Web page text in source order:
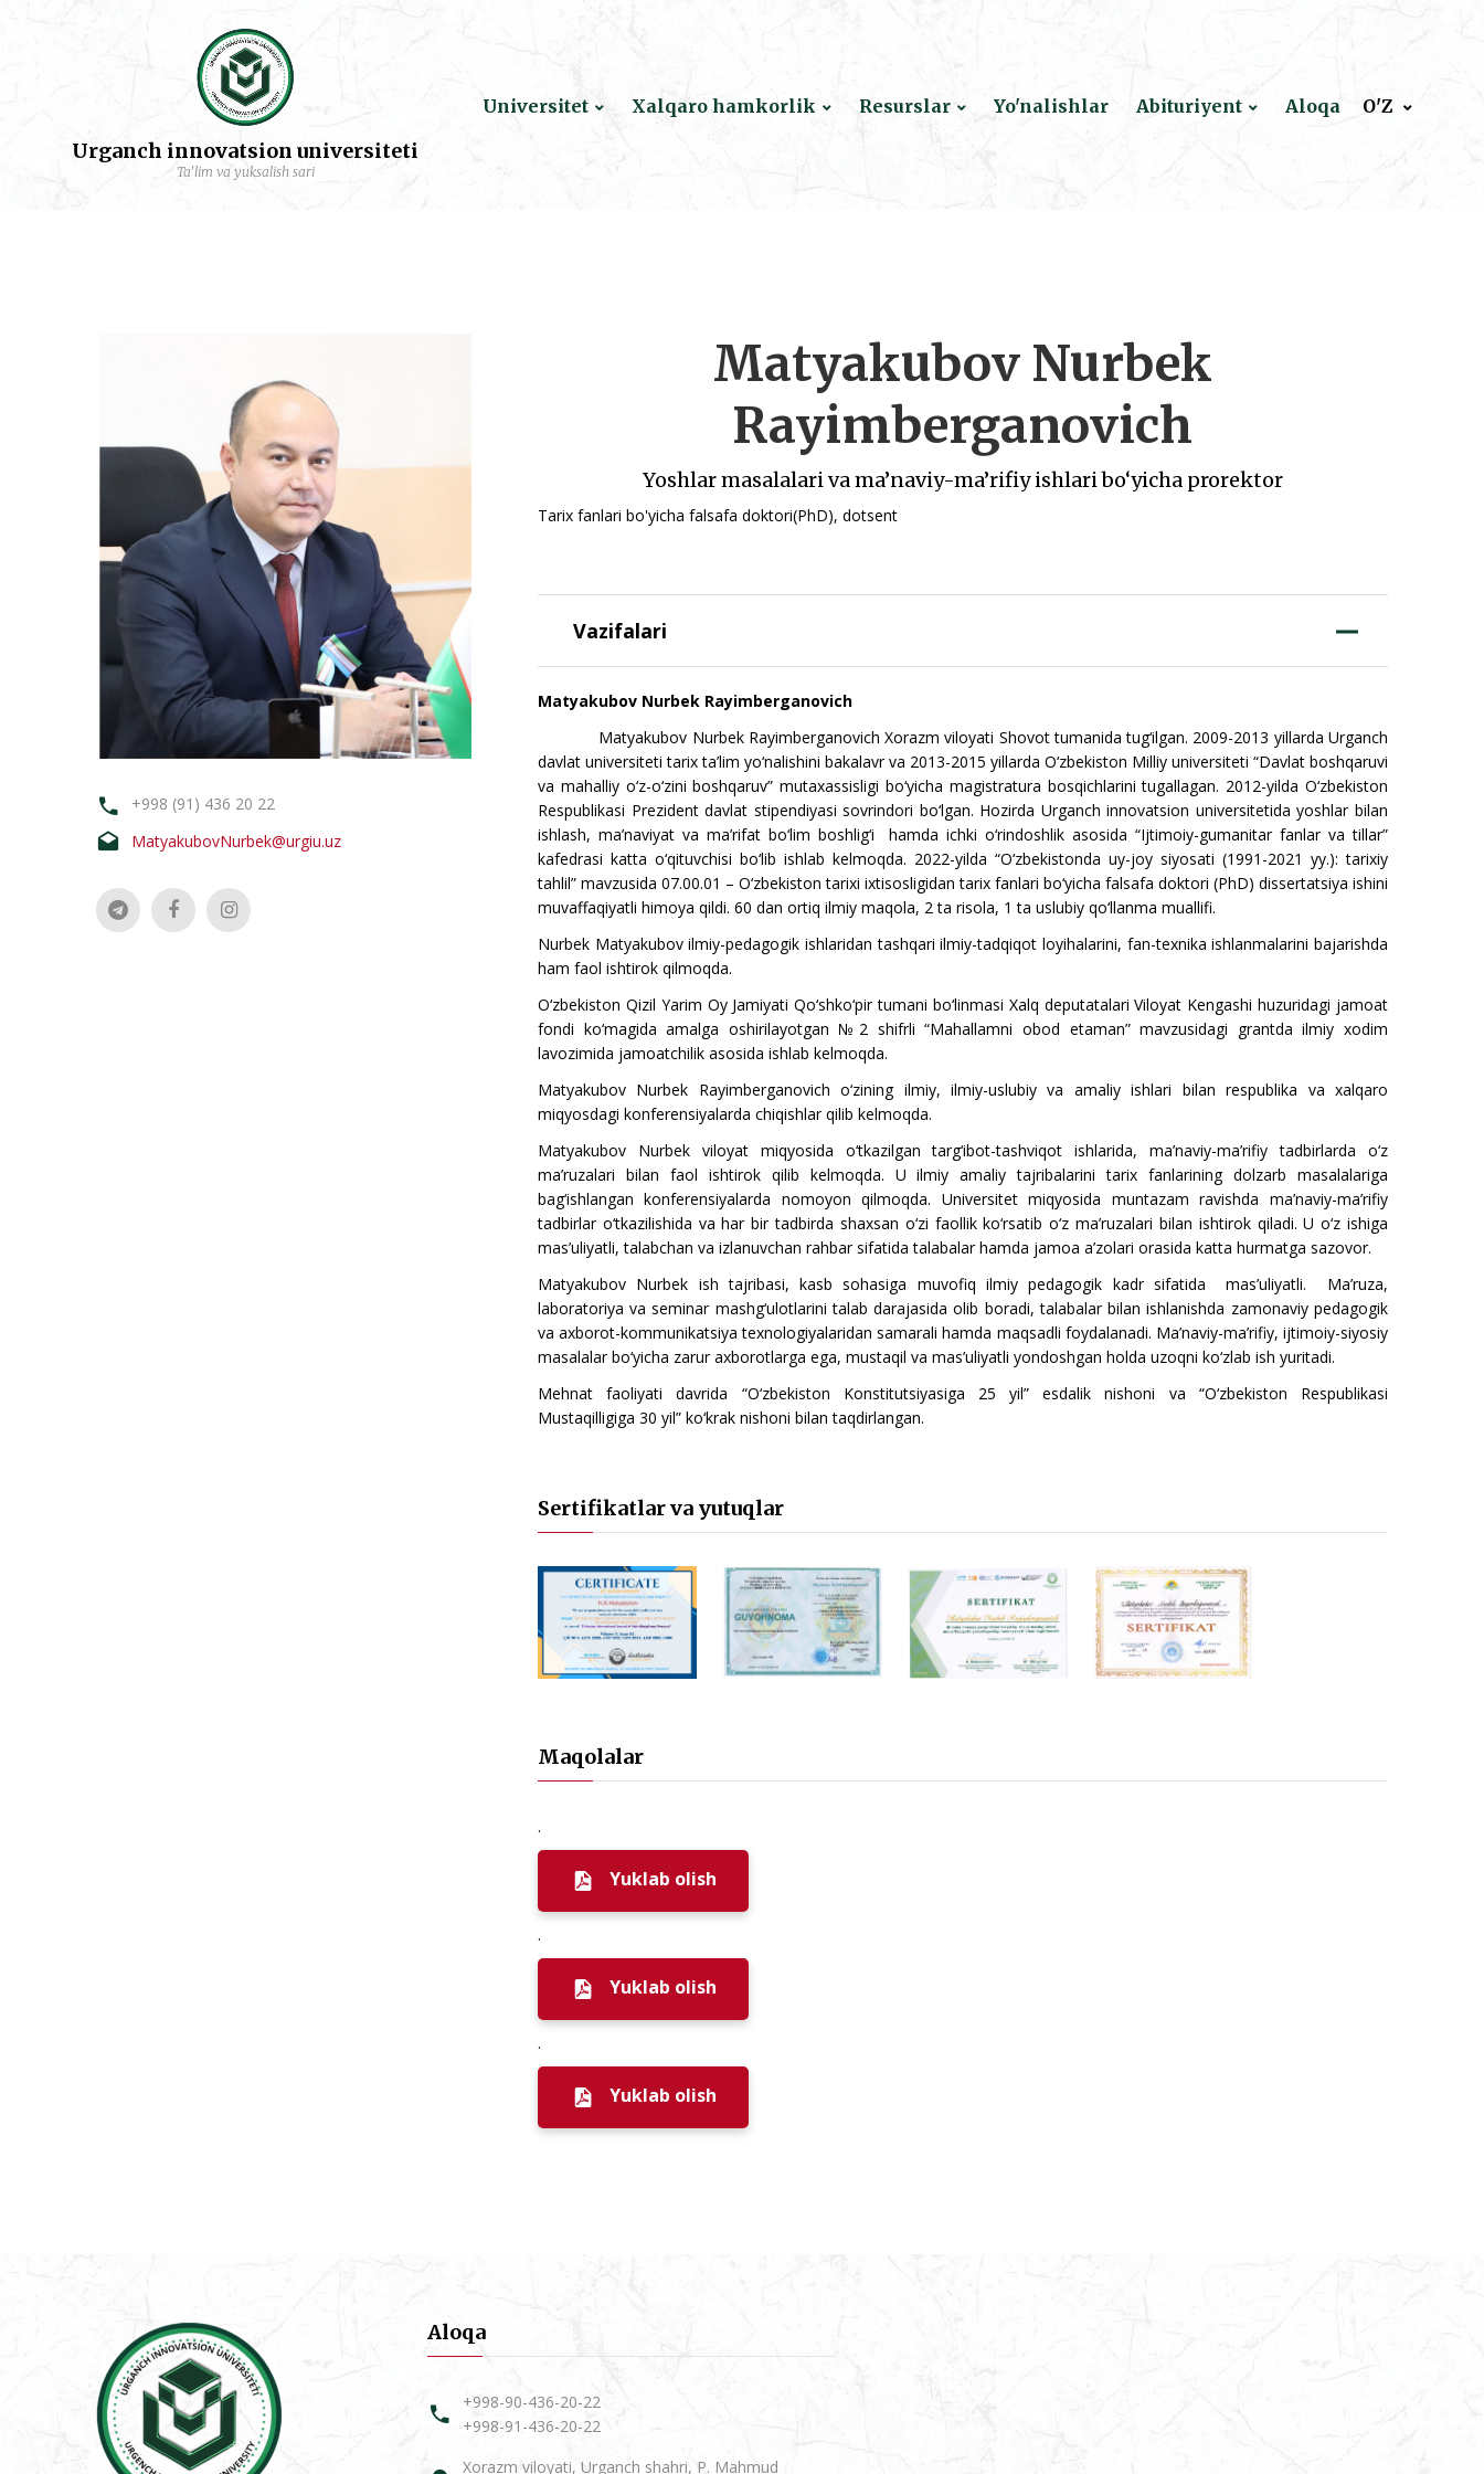
Urganch innovatsion universiteti
Ta'lim va yuksalish sari
Universitet Xalqaro hamkorlik Resurslar Yo'nalishlar Abituriyent Aloqa O'Z
+998 (91) 436 20 22
MatyakubovNurbek@urgiu.uz
Matyakubov Nurbek
Rayimberganovich
Yoshlar masalalari va ma’naviy-ma’rifiy ishlari bo‘yicha prorektor
Tarix fanlari bo'yicha falsafa doktori(PhD), dotsent
Vazifalari
Matyakubov Nurbek Rayimberganovich
Matyakubov Nurbek Rayimberganovich Xorazm viloyati Shovot tumanida tug‘ilgan. 2009-2013 yillarda Urganch
davlat universiteti tarix ta’lim yo‘nalishini bakalavr va 2013-2015 yillarda O‘zbekiston Milliy universiteti “Davlat boshqaruvi
va mahalliy o‘z-o‘zini boshqaruv” mutaxassisligi bo‘yicha magistratura bosqichlarini tugallagan. 2012-yilda O‘zbekiston
Respublikasi Prezident davlat stipendiyasi sovrindori bo‘lgan. Hozirda Urganch innovatsion universitetida yoshlar bilan
ishlash, ma’naviyat va ma’rifat bo‘lim boshlig‘i hamda ichki o‘rindoshlik asosida “Ijtimoiy-gumanitar fanlar va tillar”
kafedrasi katta o‘qituvchisi bo‘lib ishlab kelmoqda. 2022-yilda “O‘zbekistonda uy-joy siyosati (1991-2021 yy.): tarixiy
tahlil” mavzusida 07.00.01 – O‘zbekiston tarixi ixtisosligidan tarix fanlari bo‘yicha falsafa doktori (PhD) dissertatsiya ishini
muvaffaqiyatli himoya qildi. 60 dan ortiq ilmiy maqola, 2 ta risola, 1 ta uslubiy qo‘llanma muallifi.
Nurbek Matyakubovilmiy-pedagogik ishlaridan tashqari ilmiy-tadqiqot loyihalarini, fan-texnika ishlanmalarini bajarishda
ham faol ishtirok qilmoqda.
O‘zbekiston Qizil Yarim Oy Jamiyati Qo‘shko‘pir tumani bo‘linmasi Xalq deputatalari Viloyat Kengashi huzuridagi jamoat
fondi ko‘magida amalga oshirilayotgan №2 shifrli “Mahallamni obod etaman” mavzusidagi grantda ilmiy xodim
lavozimida jamoatchilik asosida ishlab kelmoqda.
Matyakubov Nurbek Rayimberganovich o‘zining ilmiy, ilmiy-uslubiy va amaliy ishlari bilan respublika va xalqaro
miqyosdagi konferensiyalarda chiqishlar qilib kelmoqda.
Matyakubov Nurbek viloyat miqyosida o‘tkazilgan targ‘ibot-tashviqot ishlarida, ma’naviy-ma’rifiy tadbirlarda o‘z
ma’ruzalari bilan faol ishtirok qilib kelmoqda. U ilmiy amaliy tajribalarini tarix fanlarining dolzarb masalalariga
bag‘ishlangan konferensiyalarda nomoyon qilmoqda. Universitet miqyosida muntazam ravishda ma’naviy-ma’rifiy
tadbirlar o‘tkazilishida va har bir tadbirda shaxsan o‘zi faollik ko‘rsatib o‘z ma’ruzalari bilan ishtirok qiladi. U o‘z ishiga
mas’uliyatli, talabchan va izlanuvchan rahbar sifatida talabalar hamda jamoa a’zolari orasida katta hurmatga sazovor.
Matyakubov Nurbek ish tajribasi, kasb sohasiga muvofiq ilmiy pedagogik kadr sifatida mas’uliyatli. Ma’ruza,
laboratoriya va seminar mashg‘ulotlarini talab darajasida olib boradi, talabalar bilan ishlanishda zamonaviy pedagogik
va axborot-kommunikatsiya texnologiyalaridan samarali hamda maqsadli foydalanadi. Ma’naviy-ma’rifiy, ijtimoiy-siyosiy
masalalar bo‘yicha zarur axborotlarga ega, mustaqil va mas’uliyatli yondoshgan holda uzoqni ko‘zlab ish yuritadi.
Mehnat faoliyati davrida “O‘zbekiston Konstitutsiyasiga 25 yil” esdalik nishoni va “O‘zbekiston Respublikasi
Mustaqilligiga 30 yil” ko‘krak nishoni bilan taqdirlangan.
Sertifikatlar va yutuqlar
Maqolalar
.
Yuklab olish
.
Yuklab olish
.
Yuklab olish
Aloqa
+998-90-436-20-22
+998-91-436-20-22
Xorazm viloyati, Urganch shahri, P. Mahmud